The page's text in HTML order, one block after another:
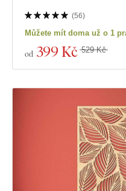
Hloubka
(56)
Můžete mít doma už o 1
od 399 Kč 529 Kč